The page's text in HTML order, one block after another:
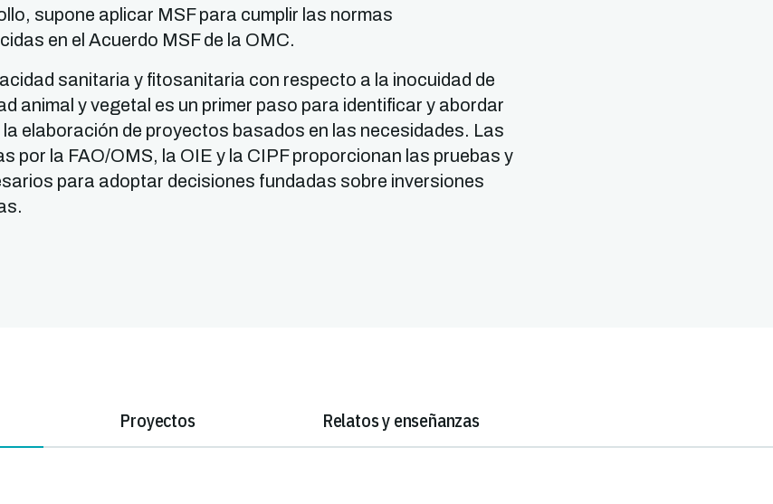
supone aplicar MSF para cumplir las normas
en el Acuerdo MSF de la OMC.
sanitaria y fitosanitaria con respecto a la inocuidad de
animal y vegetal es un primer paso para identificar y abordar
la elaboración de proyectos basados en las necesidades. Las
por la FAO/OMS, la OIE y la CIPF proporcionan las pruebas y
para adoptar decisiones fundadas sobre inversiones
Proyectos Relatos y enseñanzas